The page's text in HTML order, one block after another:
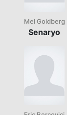
Mel Goldberg
Senaryo